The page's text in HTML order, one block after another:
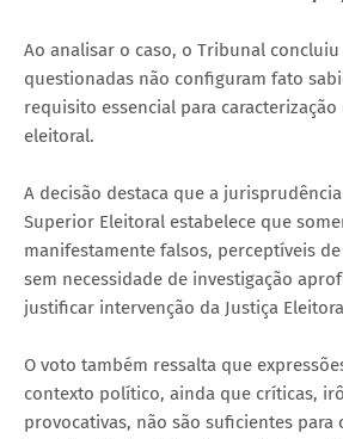
Ao analisar o caso, o Tribunal concluiu
questionadas não configuram fato
requisito essencial para caracterização
eleitoral.
A decisão destaca que a
Superior Eleitoral estabelece que
manifestamente falsos, perceptíveis
sem necessidade de investigação
justificar intervenção da Justiça
O voto também ressalta que
contexto político, ainda que críticas,
provocativas, não são suficientes para